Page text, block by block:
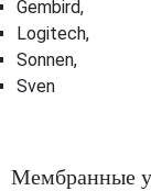
Gembird,
Logitech,
Sonnen,
Sven
Мембранные